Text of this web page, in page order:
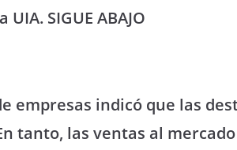
SIGUE ABAJO
empresas indicó que las
tanto, las ventas al mercado